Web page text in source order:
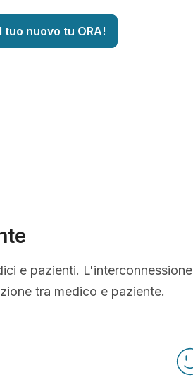
tuo nuovo tu ORA!
e pazienti. L'interconnessione
tra medico e paziente.